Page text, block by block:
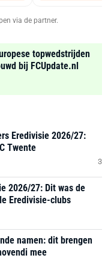
via de partner.
topwedstrijden
bij FCUpdate.nl
Eredivisie 2026/27:
Twente
3
2026/27: Dit was de
Eredivisie-clubs
namen: dit brengen
mee